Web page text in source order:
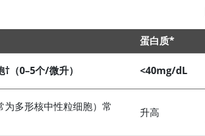
蛋白质*
（0–5个/微升） <40mg/dL
为多形核中性粒细胞）常
升高